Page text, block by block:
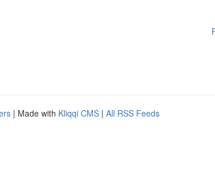
| Made with Kliqqi CMS | All RSS Feeds